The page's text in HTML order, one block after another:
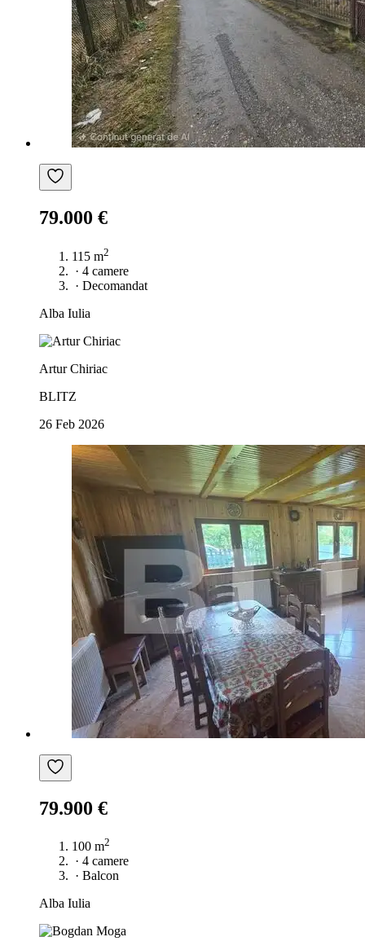
79.000 €
115 m2
· 4 camere
· Decomandat
Alba Iulia
Artur Chiriac
BLITZ
26 Feb 2026
79.900 €
100 m2
· 4 camere
· Balcon
Alba Iulia